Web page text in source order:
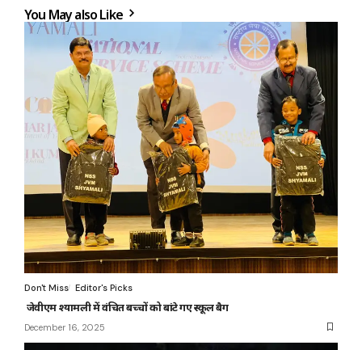
You May also Like
Don't Miss Editor's Picks
जेवीएम श्यामली में वंचित बच्चों को बांटे गए स्कूल बैग
December 16, 2025